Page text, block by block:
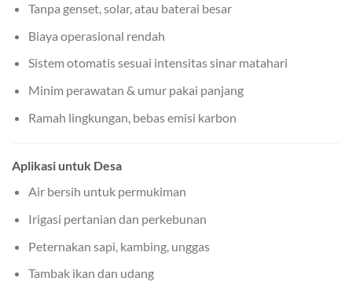
Tanpa genset, solar, atau baterai besar
Biaya operasional rendah
Sistem otomatis sesuai intensitas sinar matahari
Minim perawatan & umur pakai panjang
Ramah lingkungan, bebas emisi karbon
Aplikasi untuk Desa
Air bersih untuk permukiman
Irigasi pertanian dan perkebunan
Peternakan sapi, kambing, unggas
Tambak ikan dan udang